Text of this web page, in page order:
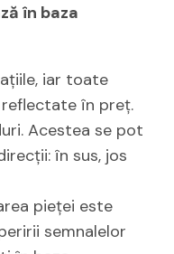
în baza
iar toate
în preț.
Acestea se pot
în sus, jos
pieței este
semnalelor